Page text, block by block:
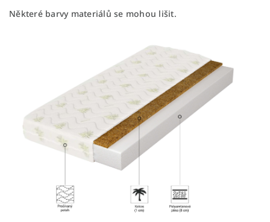
Některé barvy materiálů se mohou lišit.